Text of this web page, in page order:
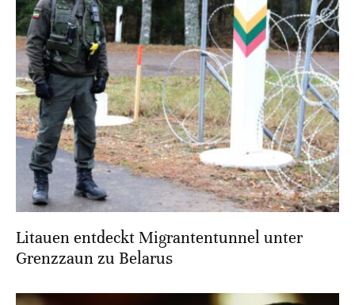
Litauen entdeckt Migrantentunnel unter
Grenzzaun zu Belarus